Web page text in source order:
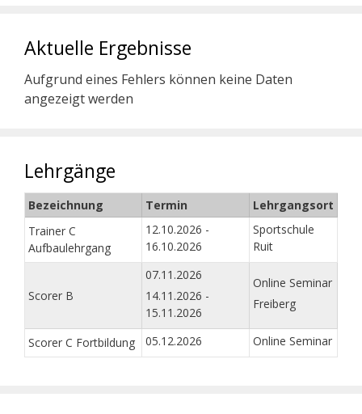
Aktuelle Ergebnisse
Aufgrund eines Fehlers können keine Daten
angezeigt werden
Lehrgänge
Bezeichnung Termin
Lehrgangsort
Trainer C
Aufbaulehrgang
12.10.2026 -
16.10.2026
Sportschule
Ruit
Scorer B
07.11.2026
14.11.2026 -
15.11.2026
Online Seminar
Freiberg
Scorer C Fortbildung 05.12.2026 Online Seminar